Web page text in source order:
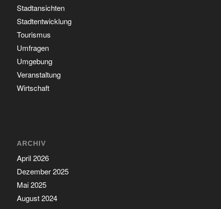
Stadtansichten
Stadtentwicklung
Tourismus
Umfragen
Umgebung
Veranstaltung
Wirtschaft
ARCHIV
April 2026
Dezember 2025
Mai 2025
August 2024